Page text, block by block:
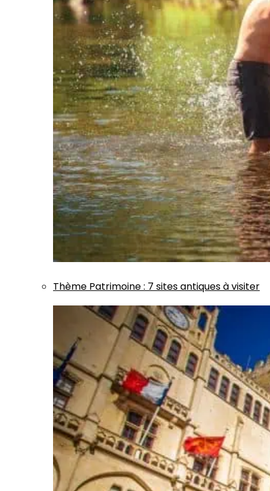
Thème Patrimoine: 7 sites antiques à visiter